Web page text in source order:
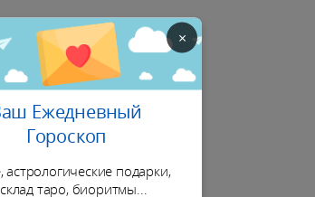
×
Ежедневный
Гороскоп
подарки,
таро, биоритмы...